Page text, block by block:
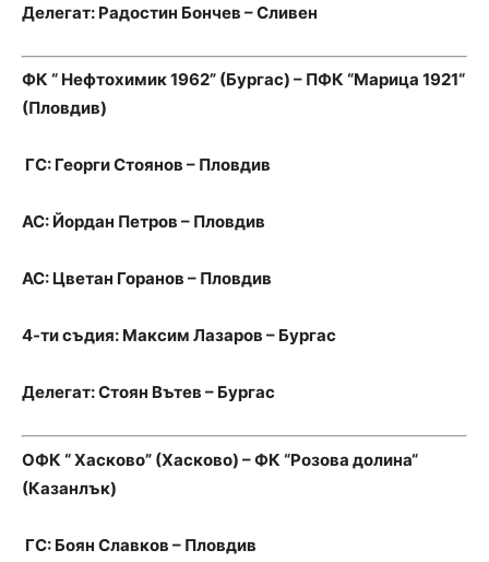
Делегат: Радостин Бончев – Сливен
ФК “ Нефтохимик 1962” (Бургас) – ПФК “Марица 1921“
(Пловдив)
ГС: Георги Стоянов – Пловдив
АС: Йордан Петров – Пловдив
АС: Цветан Горанов – Пловдив
4-ти съдия: Максим Лазаров – Бургас
Делегат: Стоян Вътев – Бургас
ОФК “ Хасково” (Хасково) – ФК “Розова долина“
(Казанлък)
ГС: Боян Славков – Пловдив